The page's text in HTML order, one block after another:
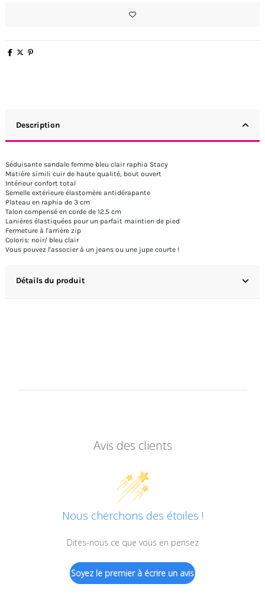
Description
Séduisante sandale femme bleu clair raphia Stacy
Matière simili cuir de haute qualité, bout ouvert
Intérieur confort total
Semelle extérieure élastomère antidérapante
Plateau en raphia de 3 cm
Talon compensé en corde de 12.5 cm
Lanières élastiquées pour un parfait maintien de pied
Fermeture à l'arrière zip
Coloris: noir/ bleu clair
Vous pouvez l'associer à un jeans ou une jupe courte !
Détails du produit
Avis des clients
Nous cherchons des étoiles !
Dites-nous ce que vous en pensez
Soyez le premier à écrire un avis